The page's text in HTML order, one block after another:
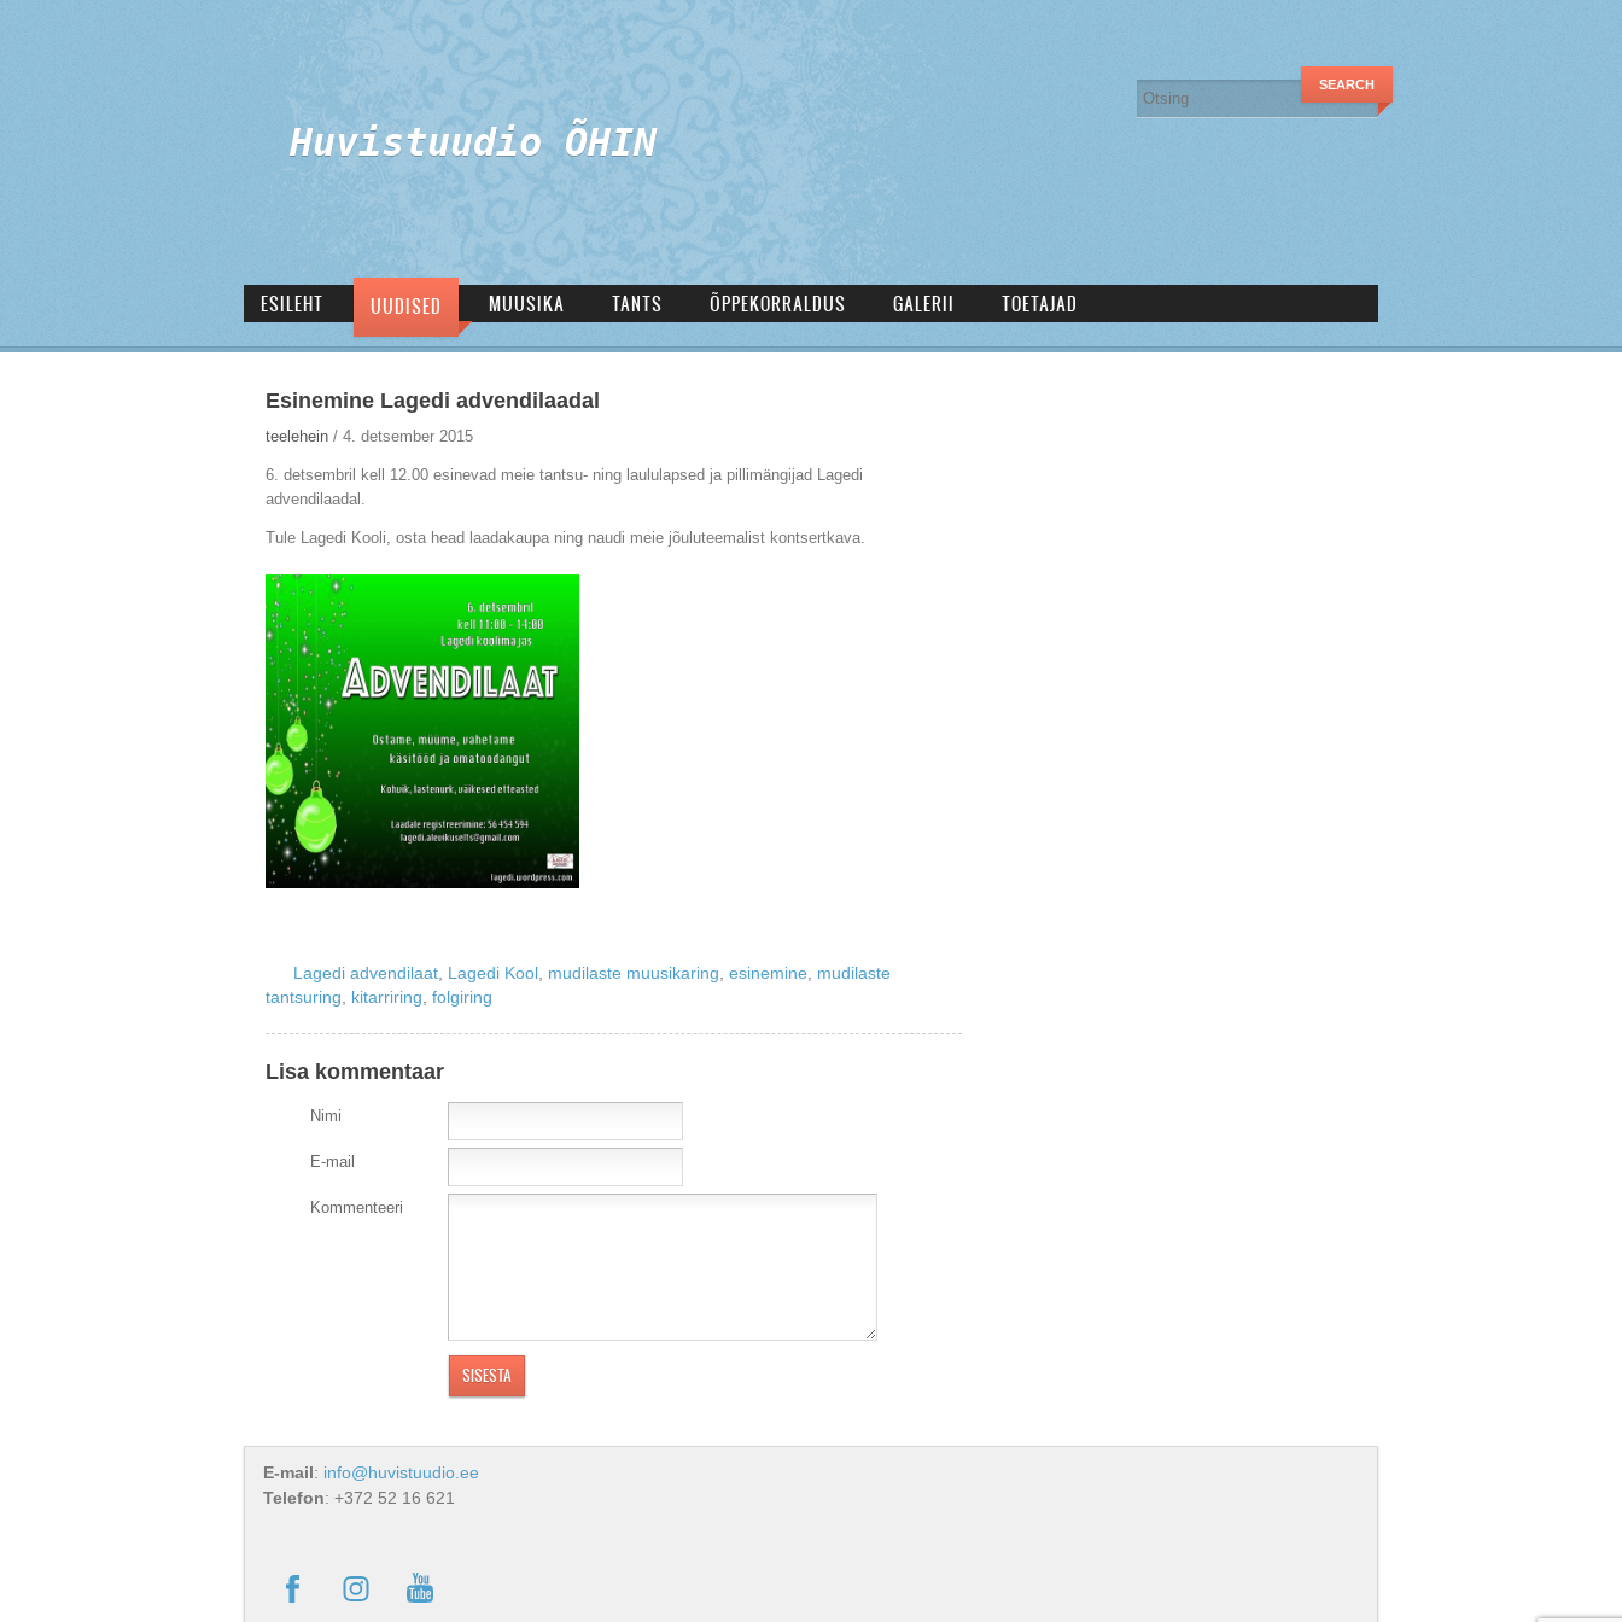
Huvistuudio ÕHIN
ESILEHT UUDISED MUUSIKA TANTS ÕPPEKORRALDUS GALERII TOETAJAD
Esinemine Lagedi advendilaadal
teelehein / 4. detsember 2015
6. detsembril kell 12.00 esinevad meie tantsu- ning laululapsed ja pillimängijad Lagedi
advendilaadal.
Tule Lagedi Kooli, osta head laadakaupa ning naudi meie jõuluteemalist kontsertkava.
Lagedi advendilaat Lagedi Kool mudilaste muusikaring esinemine
mudilaste
tantsuring
kitarriring folgiring
Lisa kommentaar
Nimi
E-mail
Kommenteeri
E-mail: info@huvistuudio.ee
Telefon: +372 52 16 621